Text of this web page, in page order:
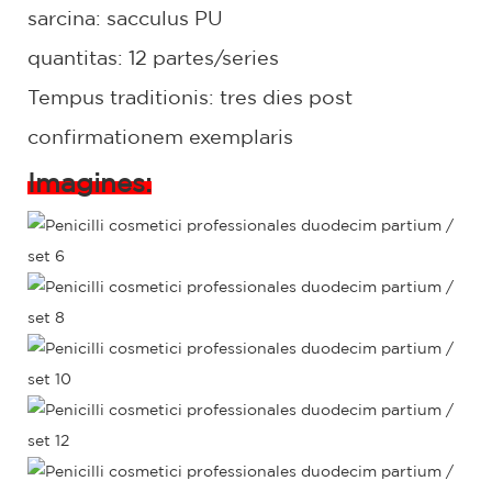
sarcina: sacculus PU
quantitas: 12 partes/series
Tempus traditionis: tres dies post
confirmationem exemplaris
Imagines: